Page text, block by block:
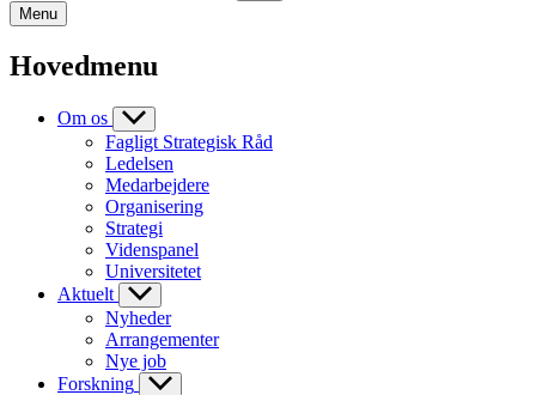
Menu
Hovedmenu
Om os
Fagligt Strategisk Råd
Ledelsen
Medarbejdere
Organisering
Strategi
Videnspanel
Universitetet
Aktuelt
Nyheder
Arrangementer
Nye job
Forskning